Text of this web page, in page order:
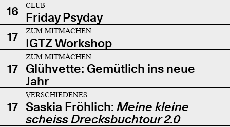
16
CLUB
Friday Psyday
17
ZUM MITMACHEN
IGTZ Workshop
17
ZUM MITMACHEN
Glühvette: Gemütlich ins neue
Jahr
17
VERSCHIEDENES
Saskia Fröhlich: Meine kleine
scheiss Drecksbuchtour 2.0